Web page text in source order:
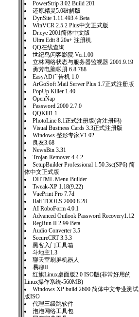
PowerStrip 3.02 Build 201
还原精灵5.0破解版
DynSite 1.11.493.4 Beta
WinVCR 2.5.2 Plus中文正式版
Dr.eye 2001简体中文版
Ultra Edit 8.20a+ 注册机
QQ在线查询
世纪鸟闪客影院 Ver1.00
立林网络状态与服务器监视器 2001.9.19
勇芳电脑帐册 6.8.788
EasyAD广告机 1.0
ArGoSoft Mail Server Plus 1.7正式注册版
PopUp Killer 1.40
OpenNap
Password 2000 2.7.0
QQKill1.1
PhotoLine 8.1正式注册版(含注册码)
Visual Business Cards 3.3正式注册版
Windows 整形专家V1.02
良友3.68
NewsBin 3.31
Trojan Remover 4.4.2
SetupBuilder Professional 1.50.3sc(SP6) 简
体中文正式版
DHTML Menu Builder
Tweak-XP 1.18(9.22)
VuePrint Pro 7.7d
Bali TOOLS 2000 8.28
AI RoboForm 4.0.1
Advanced Outlook Password Recovery1.12
RegRun II 2.99 Beta
Audio Converter 3.5
SecureCRT 3.3.3
黑客入门工具箱
斗地主1.3
聊天室刷屏机器人
易聊II
红旗Linux桌面版2.0 ISO版(非常好用的
Linux操作系统-560MB)
Windows XP build 2600 简体中文专业测试
版ISO
代理三级跳软件
泡泡网络工具包